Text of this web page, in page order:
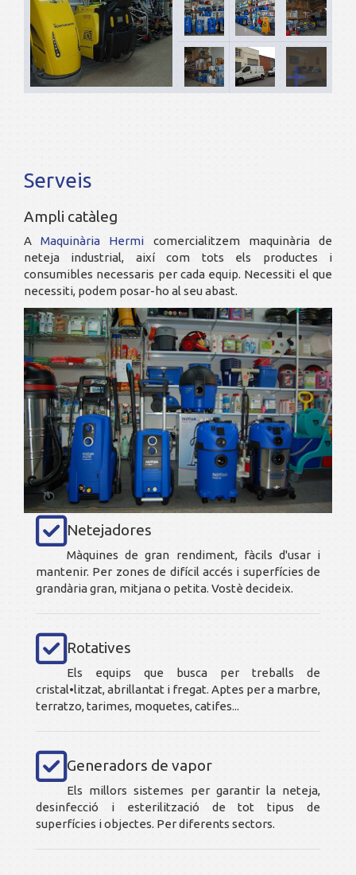
Serveis
Ampli catàleg
AMaquinària Hermi comercialitzem maquinària de
neteja industrial, així com tots els productes i
consumibles necessaris per cada equip. Necessiti el que
necessiti, podem posar-ho al seu abast.
Netejadores
Màquines de gran rendiment, fàcils d'usar i
mantenir. Per zones de difícil accés i superfícies de
grandària gran, mitjana o petita. Vostè decideix.
Rotatives
Els equips que busca per treballs de
cristal•litzat, abrillantat i fregat. Aptes per a marbre,
terratzo, tarimes, moquetes, catifes...
Generadors de vapor
Els millors sistemes per garantir la neteja,
desinfecció i esterilització de tot tipus de
superfícies i objectes. Per diferents sectors.